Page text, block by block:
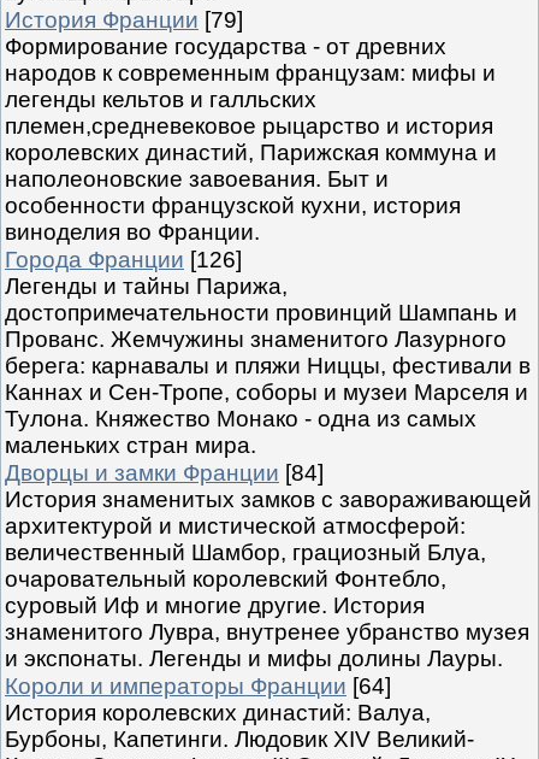
История Франции [79]
Формирование государства - от древних
народов к современным французам: мифы и
легенды кельтов и галльских
племен,средневековое рыцарство и история
королевских династий, Парижская коммуна и
наполеоновские завоевания. Быт и
особенности французской кухни, история
виноделия во Франции.
Города Франции [126]
Легенды и тайны Парижа,
достопримечательности провинций Шампань и
Прованс. Жемчужины знаменитого Лазурного
берега: карнавалы и пляжи Ниццы, фестивали в
Каннах и Сен-Тропе, соборы и музеи Марселя и
Тулона. Княжество Монако - одна из самых
маленьких стран мира.
Дворцы и замки Франции [84]
История знаменитых замков с завораживающей
архитектурой и мистической атмосферой:
величественный Шамбор, грациозный Блуа,
очаровательный королевский Фонтебло,
суровый Иф и многие другие. История
знаменитого Лувра, внутренее убранство музея
и экспонаты. Легенды и мифы долины Лауры.
Короли и императоры Франции [64]
История королевских династий: Валуа,
Бурбоны, Капетинги. Людовик XIV Великий-